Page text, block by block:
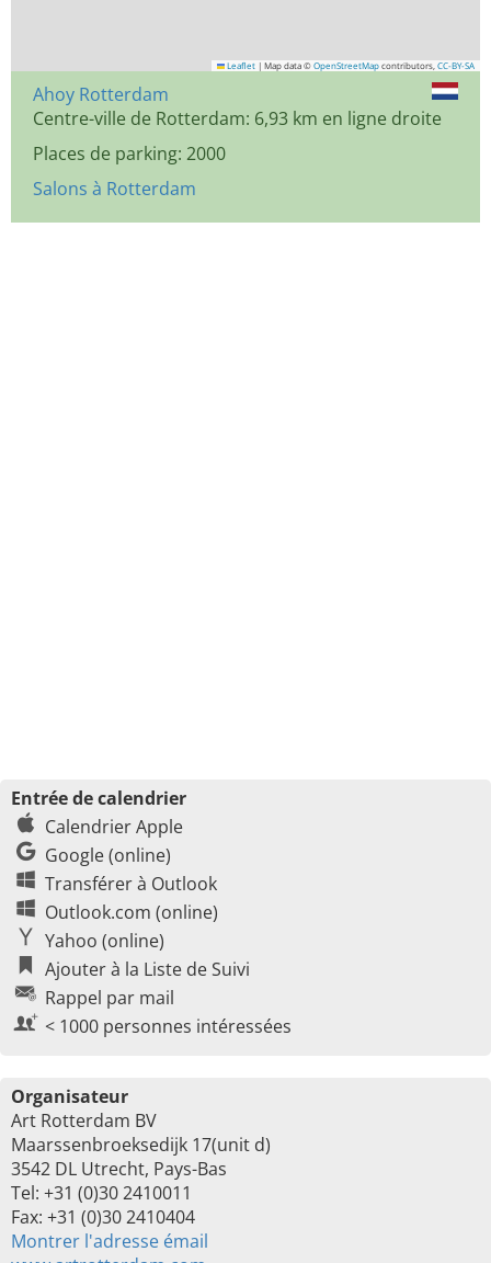
Leaflet | Map data © OpenStreetMap contributors, CC-BY-SA
Ahoy Rotterdam
Centre-ville de Rotterdam: 6,93 km en ligne droite
Places de parking: 2000
Salons à Rotterdam
Entrée de calendrier
Calendrier Apple
Google (online)
Transférer à Outlook
Outlook.com (online)
Yahoo (online)
Ajouter à la Liste de Suivi
Rappel par mail
< 1000 personnes intéressées
Organisateur
Art Rotterdam BV
Maarssenbroeksedijk 17(unit d)
3542 DL Utrecht, Pays-Bas
Tel: +31 (0)30 2410011
Fax: +31 (0)30 2410404
Montrer l'adresse émail